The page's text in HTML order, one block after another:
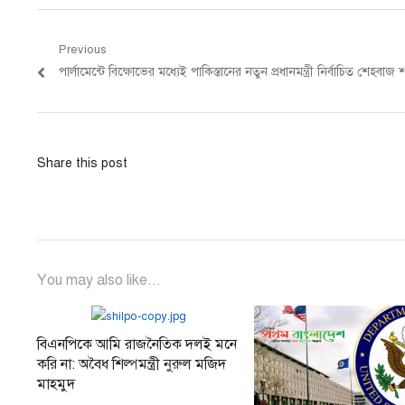
Post
navigation
Previous
Previous
পার্লামেন্টে বিক্ষোভের মধ্যেই পাকিস্তানের নতুন প্রধানমন্ত্রী নির্বাচিত শেহবাজ
Share this post
You may also like...
বিএনপিকে আমি রাজনৈতিক দলই মনে
করি না: অবৈধ শিল্পমন্ত্রী নুরুল মজিদ
মাহমুদ